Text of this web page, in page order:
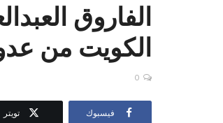
الفاروق
الكويت من
0
فيسبوك تويتر